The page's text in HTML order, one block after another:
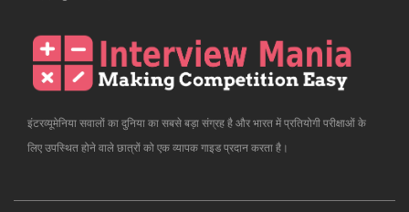
इंटरव्यूमेनिया सवालों का दुनिया का सबसे बड़ा संग्रह है और भारत में प्रतियोगी परीक्षाओं के
लिए उपस्थित होने वाले छात्रों को एक व्यापक गाइड प्रदान करता है।